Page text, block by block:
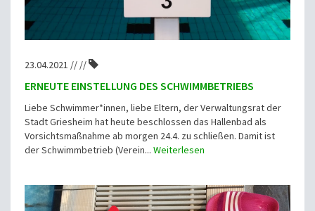
23.04.2021 // //
ERNEUTE EINSTELLUNG DES SCHWIMMBETRIEBS
Liebe Schwimmer*innen, liebe Eltern, der Verwaltungsrat der
Stadt Griesheim hat heute beschlossen das Hallenbad als
Vorsichtsmaßnahme ab morgen 24.4. zu schließen. Damit ist
der Schwimmbetrieb (Verein... Weiterlesen